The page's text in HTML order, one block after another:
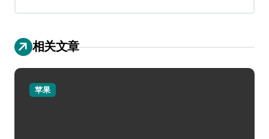
相关文章
苹果